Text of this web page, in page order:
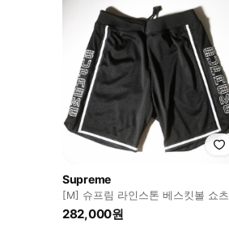
Supreme
[M] 슈프림 라인스톤 베스킷볼 쇼츠
반바지 Supreme
282,000원